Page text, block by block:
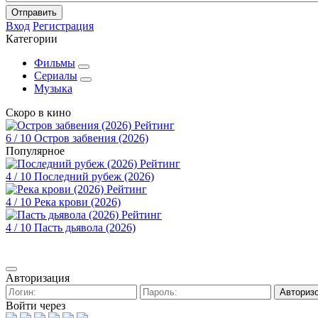
Отправить
Вход Регистрация
Категории
Фильмы
Сериалы
Музыка
Скоро в кино
Рейтинг
6 / 10 Остров забвения (2026)
Популярное
Рейтинг
4 / 10 Последний рубеж (2026)
Рейтинг
4 / 10 Река крови (2026)
Рейтинг
4 / 10 Пасть дьявола (2026)
Авторизация
Войти через